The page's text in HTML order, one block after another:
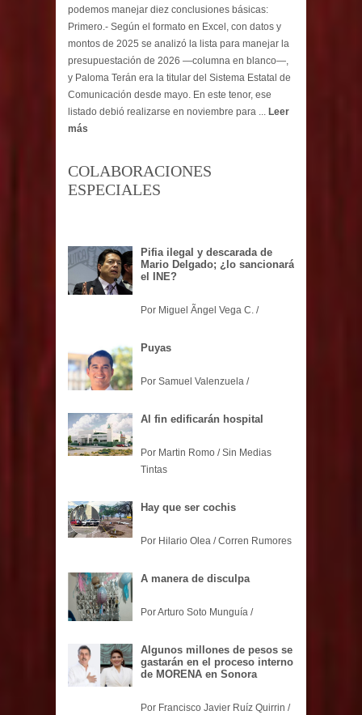
podemos manejar diez conclusiones básicas:
Primero.- Según el formato en Excel, con datos y
montos de 2025 se analizó la lista para manejar la
presupuestación de 2026 —columna en blanco—,
y Paloma Terán era la titular del Sistema Estatal de
Comunicación desde mayo. En este tenor, ese
listado debió realizarse en noviembre para ... Leer
más
COLABORACIONES
ESPECIALES
Pifia ilegal y descarada de
Mario Delgado; ¿lo sancionará
el INE?
Por Miguel Ãngel Vega C. /
Puyas
Por Samuel Valenzuela /
Al fin edificarán hospital
Por Martin Romo / Sin Medias
Tintas
Hay que ser cochis
Por Hilario Olea / Corren Rumores
A manera de disculpa
Por Arturo Soto Munguía /
Algunos millones de pesos se
gastarán en el proceso interno
de MORENA en Sonora
Por Francisco Javier Ruíz Quirrin /